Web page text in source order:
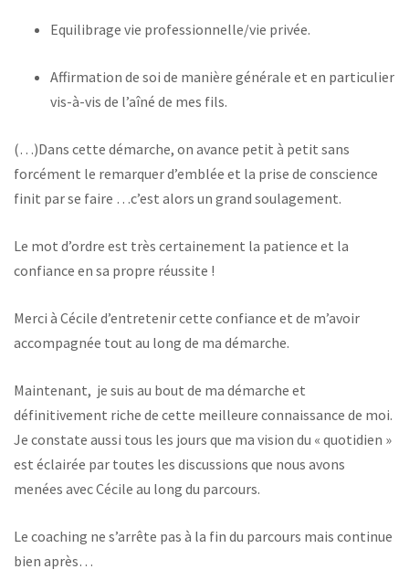
Equilibrage vie professionnelle/vie privée.
Affirmation de soi de manière générale et en particulier
vis-à-vis de l’aîné de mes fils.
(…)Dans cette démarche, on avance petit à petit sans
forcément le remarquer d’emblée et la prise de conscience
finit par se faire …c’est alors un grand soulagement.
Le mot d’ordre est très certainement la patience et la
confiance en sa propre réussite !
Merci à Cécile d’entretenir cette confiance et de m’avoir
accompagnée tout au long de ma démarche.
Maintenant, je suis au bout de ma démarche et
définitivement riche de cette meilleure connaissance de moi.
Je constate aussi tous les jours que ma vision du « quotidien »
est éclairée par toutes les discussions que nous avons
menées avec Cécile au long du parcours.
Le coaching ne s’arrête pas à la fin du parcours mais continue
bien après…